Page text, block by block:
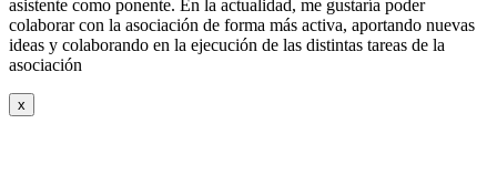
asistente como ponente. En la actualidad, me gustaría poder
colaborar con la asociación de forma más activa, aportando nuevas
ideas y colaborando en la ejecución de las distintas tareas de la
asociación
x